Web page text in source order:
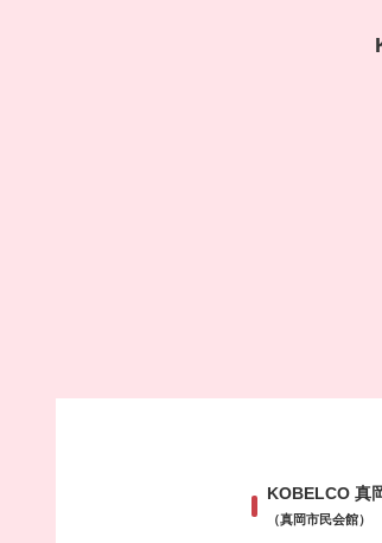
KOBELCO 真
（真岡市民会館）